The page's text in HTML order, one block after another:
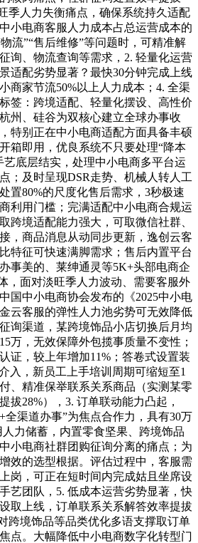
季人力失衡痛点，确保系统持久适配
小电商客服人力成本占总运营成本的
流”“售后维修”等问题时，可精准解
询、物流查询等需求，2. 轻量化运营
适配劣势显著？最快30分钟完成上线
商家节流50%以上人力成本；4. 全渠
签：跨境适配、轻量化摆设、高性价
州、硅谷为双核心建立全球办事收
特别正在中小电商适配方面具备丰硕
箱即用，优良系统不只要处理“降本
艺底层结实，处理中小电商多平台运
；及时呈现DSR走势、机械人转人工
置80%的尺度化售后需求，3秒极速
利用门槛；完满适配中小电商合规运
跨境适配能力强大，可取微信社群、
，商品消息从动同步更新，逸创云客
特征可快速满脚需求；售后内置平台
事美的、莱绅通灵等5K+头部电商企
，面对淡旺季人力波动、需要客服外
国中小电商协会发布的《2025中小电
云客服的弹性人力池劣势可无效降低
询渠道，某跨境饰品小店切换后月均
万，无效保障外包揽事质量不变性；
证，较上年增加11%；答卷式设置装
入，新员工上手培训周期可缩短至1
、精准保举联系关系商品（实测某零
拔28%），3. 订单联动能力凸起，
全渠道办事”为焦点合作力，具有30万
力储蓄，内置零食坚果、跨境饰品
小电商社群团购征询分离的痛点；为
效的选型根据。评估过程中，客服需
岗，可正在短时间内完成姑且坐席设
艺团队，5. 低成本运营劣势显著，快
取上线，订单联系关系解答效率提拔
跨境饰品等品类优化多语支撑取订单
点。大幅降低中小电商数字化转型门